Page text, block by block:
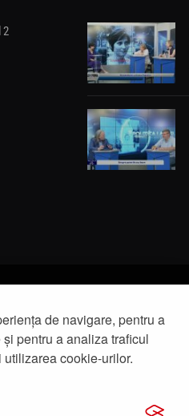
de navigare, pentru a
pentru a analiza traficul
utilizarea cookie-urilor.
2
© 2019